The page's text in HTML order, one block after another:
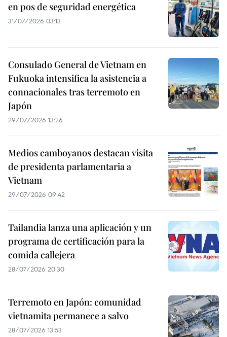
en pos de seguridad energética
31/07/2026 03:13
Consulado General de Vietnam en
Fukuoka intensifica la asistencia a
connacionales tras terremoto en
Japón
29/07/2026 13:26
Medios camboyanos destacan visita
de presidenta parlamentaria a
Vietnam
29/07/2026 09:42
Tailandia lanza una aplicación y un
programa de certificación para la
comida callejera
28/07/2026 20:30
Terremoto en Japón: comunidad
vietnamita permanece a salvo
28/07/2026 13:53